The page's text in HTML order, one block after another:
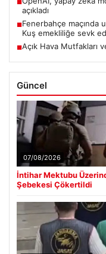
■
açıkladı
■Fenerbahçe maçında
Kuş emekliliğe sevk
■Açık Hava Mutfakları
Güncel
07/08/2026
İntihar Mektubu
Şebekesi Çökertildi